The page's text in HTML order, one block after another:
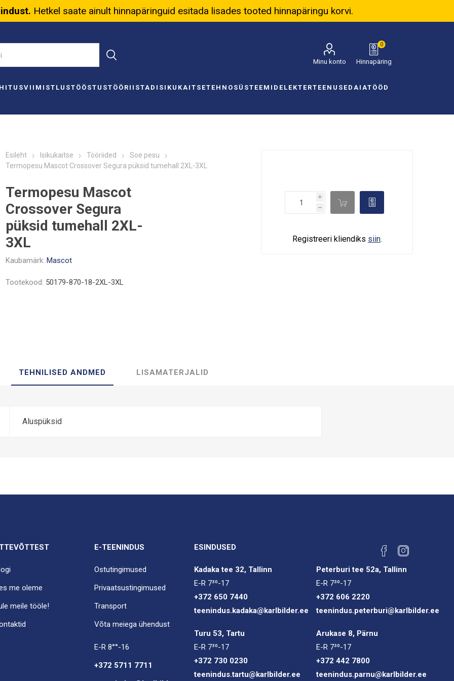
Hetkel saate ainult hinnapäringuid esitada lisades tooted hinnapäringu korvi.
Minu konto Hinnapäring
0
VIIMISTLUSTÖÖSTUSTÖÖRIISTAD ISIKUKAITSETEHNOSÜSTEEMID ELEKTERTEENUSEDAIATÖÖD
Esileht Isikukaitse Tööriided
Soe pesu
Termopesu Mascot Crossover Segura püksid tumehall 2XL-3XL
Termopesu Mascot
Crossover Segura
püksid tumehall 2XL-
3XL
Kaubamärk: Mascot
Tootekood: 50179-870-18-2XL-3XL
i
h
d 
Registreeri kliendiks siin.
TEHNILISED ANDMED LISAMATERJALID
Aluspüksid
me oleme
meile tööle!
E-TEENINDUS
Ostutingimused
Privaatsustingimused
Transport
Võta meiega ühendust
E-R 8°°-16
+372 5711 7711
ESINDUSED
Kadaka tee 32, Tallinn
E-R 7³⁰-17
+372 650 7440
teenindus.kadaka@karlbilder.ee
Peterburi tee 52a, Tallinn
E-R 7³⁰-17
+372 606 2220
teenindus.peterburi@karlbilder.ee
Turu 53, Tartu
E-R 7³⁰-17
+372 730 0230
teenindus.tartu@karlbilder.ee
Arukase 8, Pärnu
E-R 7³⁰-17
+372 442 7800
teenindus.parnu@karlbilder.ee